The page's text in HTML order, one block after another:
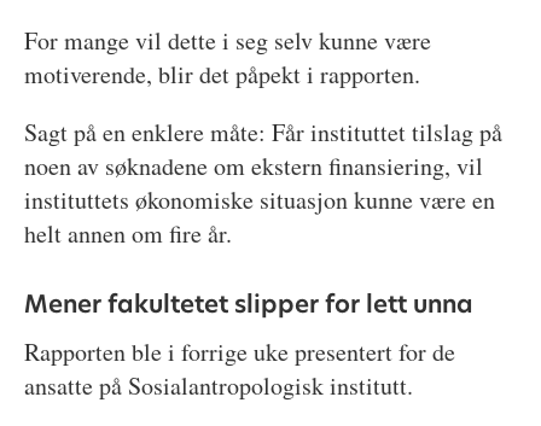
For mange vil dette i seg selv kunne være
motiverende, blir det påpekt i rapporten.
Sagt på en enklere måte: Får instituttet tilslag på
noen av søknadene om ekstern finansiering, vil
instituttets økonomiske situasjon kunne være en
helt annen om fire år.
Mener fakultetet slipper for lett unna
Rapporten ble i forrige uke presentert for de
ansatte på Sosialantropologisk institutt.